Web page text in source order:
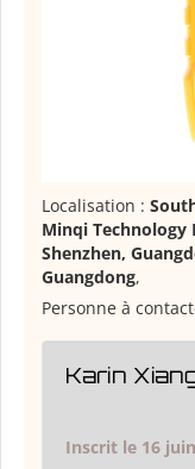
Localisation :
Minqi Technology
Shenzhen,
Guangdong,
Personne à
Karin
Inscrit le 16